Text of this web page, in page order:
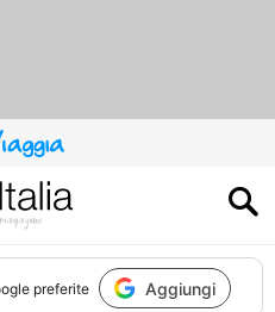
QUESTO
SITO
CONTRIBUISCE
ALL’AUDIENCE
DI
preferite Aggiungi